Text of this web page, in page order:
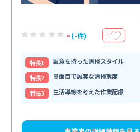
- (-件) ＋
特⻑1
誠意を持った清掃スタイル
特⻑2
真面目で誠実な清掃態度
特⻑3
生活導線を考えた作業配慮